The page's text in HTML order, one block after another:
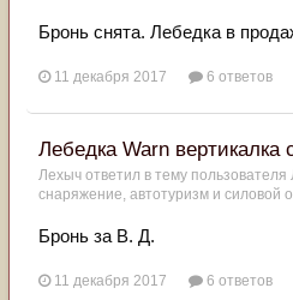
Бронь снята. Лебедка в
11 декабря 2017 6 ответов
Лебедка Warn вертикалка
Лехыч ответил в тему пользователя
снаряжение, автотуризм и силовой
Бронь за В. Д.
11 декабря 2017 6 ответов